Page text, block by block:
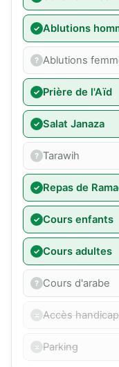
Ablutions
Ablutions
Prière de l'Aïd
Salat Janaza
Tarawih
Repas de
Cours enfants
Cours adultes
Cours d'arabe
Accès
Parking